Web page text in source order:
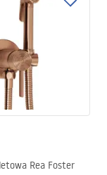
Rea Foster